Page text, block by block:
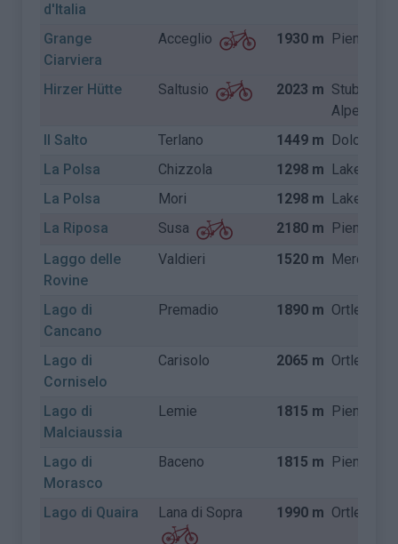
d'Italia
Grange
Ciarviera
Acceglio 1930 m Piemonte
Hirzer Hütte Saltusio 2023 m Stubaier
Alpen
Il Salto
Terlano 1449 m
La Polsa
Chizzola 1298 m Lake
La Polsa
Mori 1298 m Lake
La Riposa
Susa 2180 m Piemonte
Laggo delle
Rovine
Valdieri 1520 m
Lago di
Cancano
Premadio 1890 m Ortler
Lago di
Corniselo
Carisolo 2065 m Ortler
Lago di
Malciaussia
Lemie 1815 m Piemonte
Lago di
Morasco
Baceno 1815 m Piemonte
Lago di Quaira Lana di Sopra 1990 m Ortler